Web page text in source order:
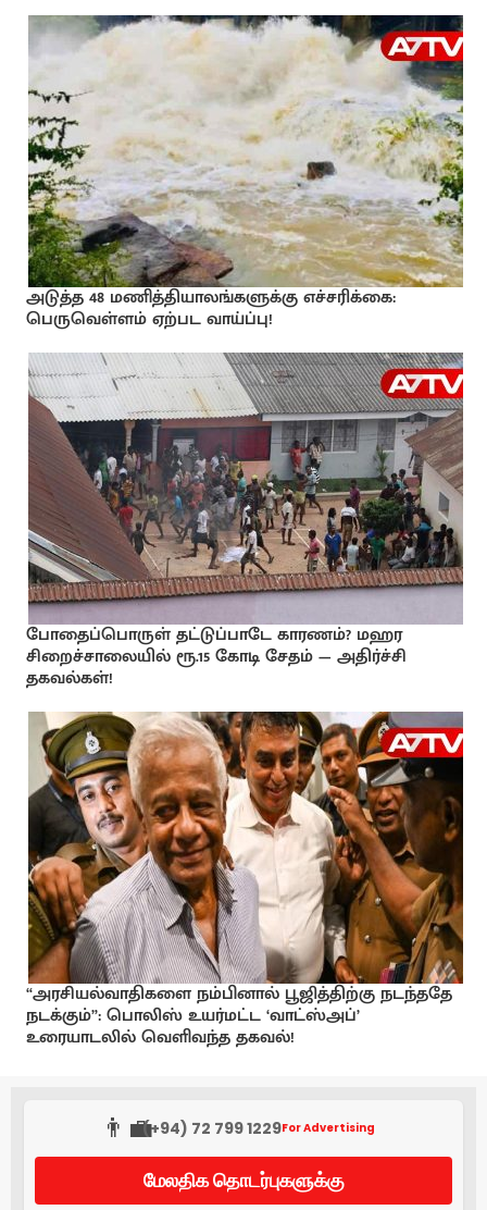
அடுத்த 48 மணித்தியாலங்களுக்கு எச்சரிக்கை:
பெருவெள்ளம் ஏற்பட வாய்ப்பு!
போதைப்பொருள் தட்டுப்பாடே காரணம்? மஹர
சிறைச்சாலையில் ரூ.15 கோடி சேதம் — அதிர்ச்சி
தகவல்கள்!
“அரசியல்வாதிகளை நம்பினால் பூஜித்திற்கு நடந்ததே
நடக்கும்”: பொலிஸ் உயர்மட்ட ‘வாட்ஸ்அப்’
உரையாடலில் வெளிவந்த தகவல்!
👨‍💼(+94) 72 799 1229For Advertising
மேலதிக தொடர்புகளுக்கு